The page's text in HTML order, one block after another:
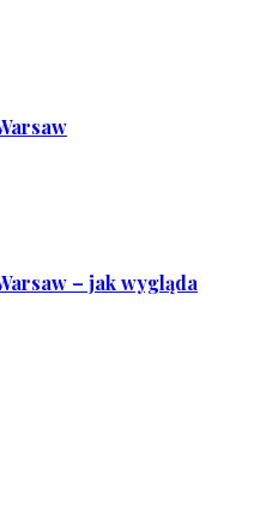
– jak wygląda